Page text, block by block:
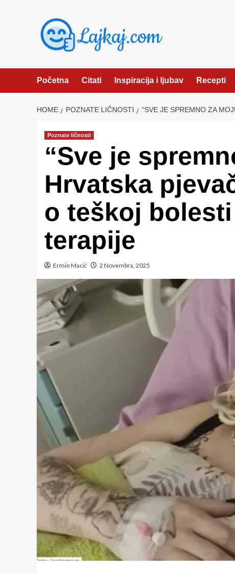
Početna Citati Inspiracija i ljubav Recepti
HOME POZNATE LIČNOSTI “SVE JE SPREMNO ZA
Poznate ličnosti
“Sve je
Hrvatska
o teškoj
terapije
Ermin Macić 2 Novembra, 2025